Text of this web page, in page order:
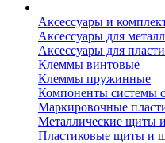
Аксессуары и
Аксессуары для
Аксессуары для
Клеммы винтовые
Клеммы пружинные
Компоненты системы
Маркировочные
Металлические щиты
Пластиковые щиты и